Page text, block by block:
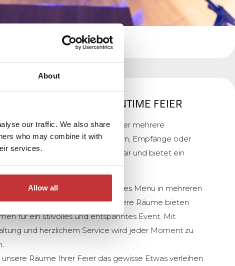
About
our traffic. We also share
who may combine it with
services.
Allow all
RÄUME FÜR EINE INTIME FEIER
verfügt das Hotel Asteria über mehrere
die sich ideal für kleinere Feiern, Empfänge oder
Jeder Raum hat sein eigenes Flair und bietet ein
persönliche Anlässe.
ein sorgfältig zusammengestelltes Menü in mehreren
mit kleinen Häppchen: unsere Räume bieten
für ein stilvolles und entspanntes Event. Mit
und herzlichem Service wird jeder Moment zu
Räume Ihrer Feier das gewisse Etwas verleihen.